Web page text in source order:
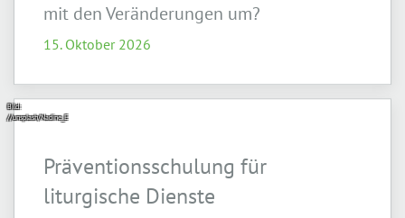
mit den Veränderungen um?
15. Oktober 2026
Bild:
//unsplash/Nadine_E
Präventionsschulung für
liturgische Dienste